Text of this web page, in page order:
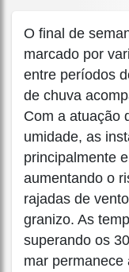
O final de
marcado por
entre períodos
de chuva
Com a atuação
umidade, as
principalmente
aumentando o
rajadas de
granizo. As
superando os
mar permanece